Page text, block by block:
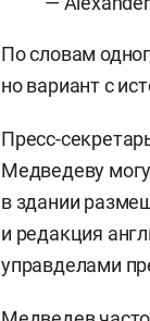
По словам
но вариант с
Пресс-
Медведеву
в здании
и редакция
управделами